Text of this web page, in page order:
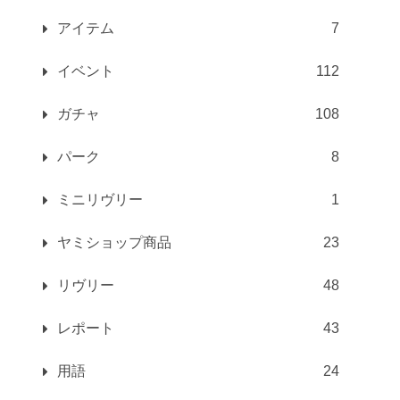
アイテム 7
イベント 112
ガチャ 108
パーク 8
ミニリヴリー 1
ヤミショップ商品 23
リヴリー 48
レポート 43
用語 24